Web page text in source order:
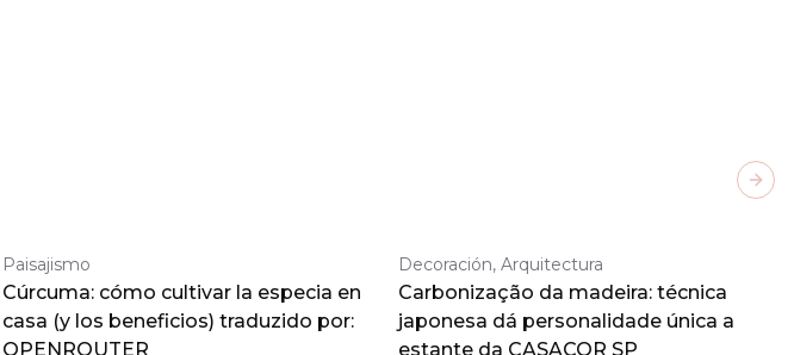
Paisajismo
Cúrcuma: cómo cultivar la especia en
casa (y los beneficios) traduzido por:
OPENROUTER
Decoración, Arquitectura
Carbonização da madeira: técnica
japonesa dá personalidade única a
estante da CASACOR SP